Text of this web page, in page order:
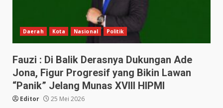
Daerah Kota Nasional Politik
Fauzi : Di Balik Derasnya Dukungan Ade
Jona, Figur Progresif yang Bikin Lawan
“Panik” Jelang Munas XVIII HIPMI
Editor 25 Mei 2026